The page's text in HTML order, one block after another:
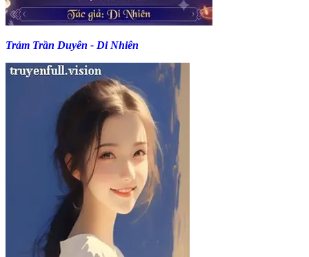
Trảm Trần Duyên - Di Nhiên